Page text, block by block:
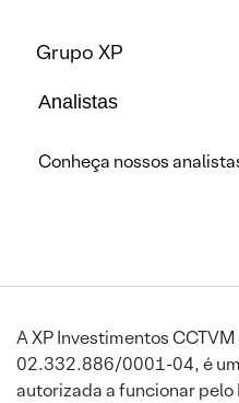
Grupo XP
Analistas
Conheça nossos
A XP Investimentos
02.332.886/0001-04, é
autorizada a funcionar pelo